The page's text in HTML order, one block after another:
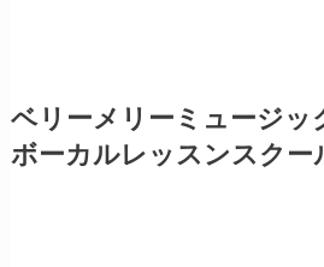
ベリーメリーミュージッ
ボーカルレッスンスクー